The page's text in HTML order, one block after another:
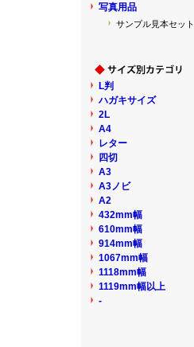
写真用品
サンプル見本セット
L判
ハガキサイズ
2L
A4
レター
四切
A3
A3ノビ
A2
432mm幅
610mm幅
914mm幅
1067mm幅
1118mm幅
1119mm幅以上
-